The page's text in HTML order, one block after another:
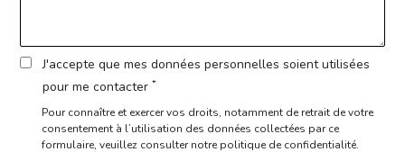
J'accepte que mes données personnelles soient utilisées
pour me contacter *
Pour connaître et exercer vos droits, notamment de retrait de votre
consentement à l’utilisation des données collectées par ce
formulaire, veuillez consulter notre politique de confidentialité.